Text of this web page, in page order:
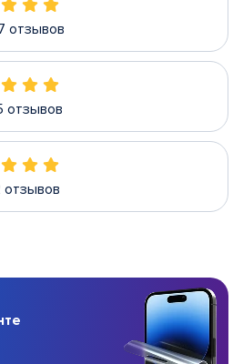
отзывов
отзывов
отзывов